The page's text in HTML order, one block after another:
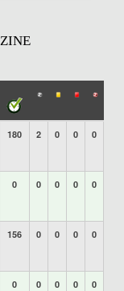
180 2 0 0 0
0 0 0 0 0
156 0 0 0 0
0 0 0 0 0